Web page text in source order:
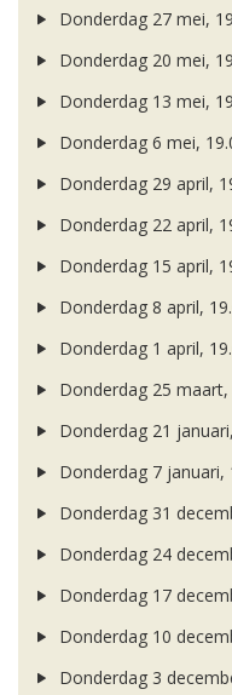
Donderdag 27 mei,
Donderdag 20 mei,
Donderdag 13 mei,
Donderdag 6 mei,
Donderdag 29 april,
Donderdag 22 april,
Donderdag 15 april,
Donderdag 8 april,
Donderdag 1 april,
Donderdag 25 maart,
Donderdag 21
Donderdag 7 januari,
Donderdag 31
Donderdag 24
Donderdag 17
Donderdag 10
Donderdag 3